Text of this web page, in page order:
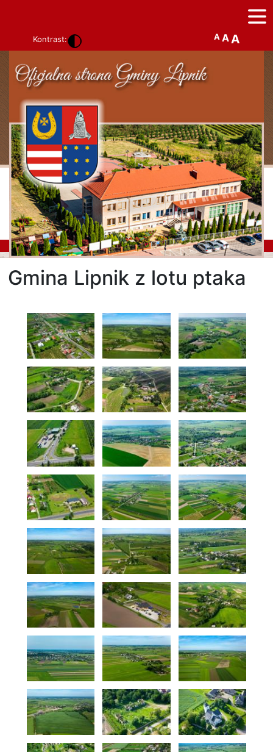
Kontrast: A AA
Gmina Lipnik z lotu ptaka